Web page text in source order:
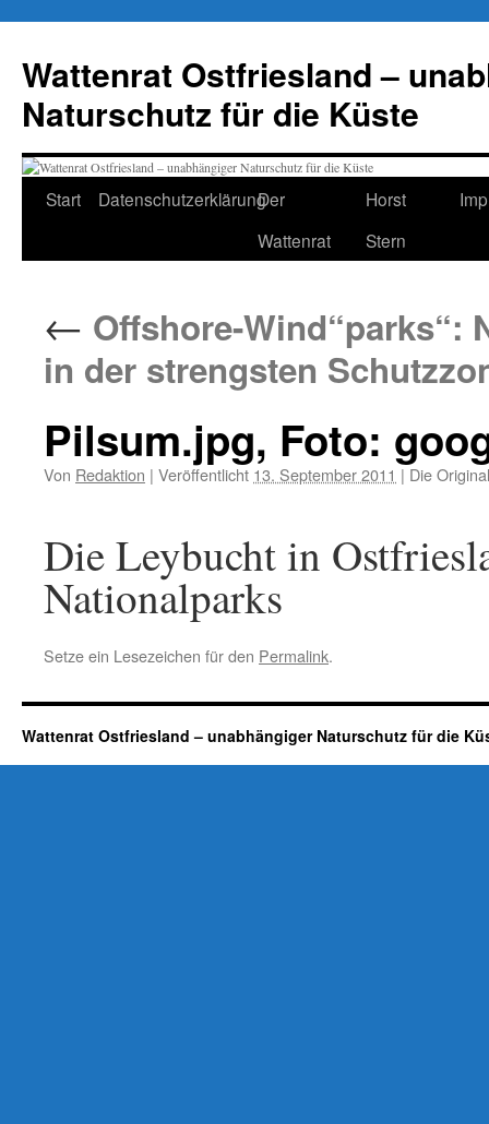
springen
Wattenrat Ostfriesland –
Naturschutz für die Küste
Start DatenschutzerklärungDer
Wattenrat
Horst
Stern
← Offshore-Wind“parks“:
in der strengsten
Pilsum.jpg, Foto:
Von Redaktion | Veröffentlicht 13. September 2011 | Die
Die Leybucht in
Nationalparks
Setze ein Lesezeichen für den Permalink.
Wattenrat Ostfriesland – unabhängiger Naturschutz für die